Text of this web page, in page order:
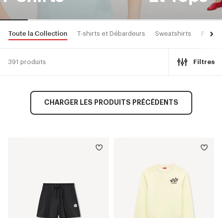
Toute la Collection T-shirts et Débardeurs Sweatshirts Pulls
391 produits Filtres
CHARGER LES PRODUITS PRÉCÉDENTS